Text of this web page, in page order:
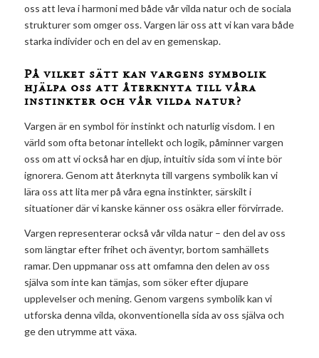
oss att leva i harmoni med både vår vilda natur och de sociala
strukturer som omger oss. Vargen lär oss att vi kan vara både
starka individer och en del av en gemenskap.
På vilket sätt kan vargens symbolik
hjälpa oss att återknyta till våra
instinkter och vår vilda natur?
Vargen är en symbol för instinkt och naturlig visdom. I en
värld som ofta betonar intellekt och logik, påminner vargen
oss om att vi också har en djup, intuitiv sida som vi inte bör
ignorera. Genom att återknyta till vargens symbolik kan vi
lära oss att lita mer på våra egna instinkter, särskilt i
situationer där vi kanske känner oss osäkra eller förvirrade.
Vargen representerar också vår vilda natur – den del av oss
som längtar efter frihet och äventyr, bortom samhällets
ramar. Den uppmanar oss att omfamna den delen av oss
själva som inte kan tämjas, som söker efter djupare
upplevelser och mening. Genom vargens symbolik kan vi
utforska denna vilda, okonventionella sida av oss själva och
ge den utrymme att växa.